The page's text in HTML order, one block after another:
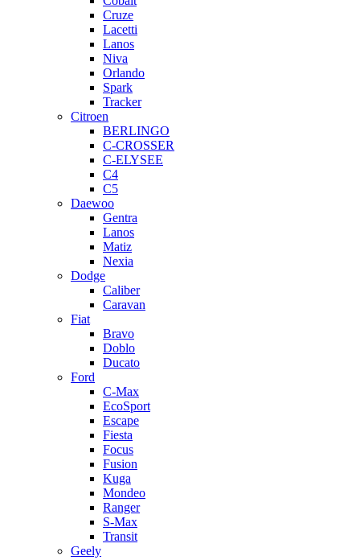
Cruze
Lacetti
Lanos
Niva
Orlando
Spark
Tracker
Citroen
BERLINGO
C-CROSSER
C-ELYSEE
C4
C5
Daewoo
Gentra
Lanos
Matiz
Nexia
Dodge
Caliber
Caravan
Fiat
Bravo
Doblo
Ducato
Ford
C-Max
EcoSport
Escape
Fiesta
Focus
Fusion
Kuga
Mondeo
Ranger
S-Max
Transit
Geely